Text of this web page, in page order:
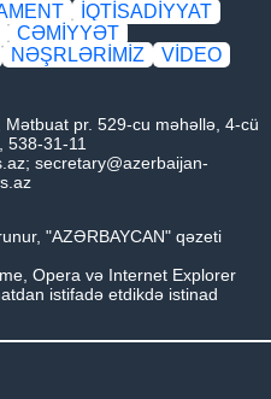
İQTİSADİYYAT
CƏMİYYƏT
NƏŞRLƏRİMİZ
VİDEO
Mətbuat pr. 529-cu məhəllə, 4-cü
538-31-11
; secretary@azerbaijan-
"AZƏRBAYCAN" qəzeti
Opera və Internet Explorer
istifadə etdikdə istinad